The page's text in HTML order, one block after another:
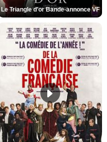
Le Triangle d'or Bande-annonce VF